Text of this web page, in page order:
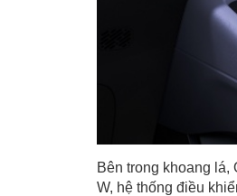
Bên trong khoang
W, hệ thống điều